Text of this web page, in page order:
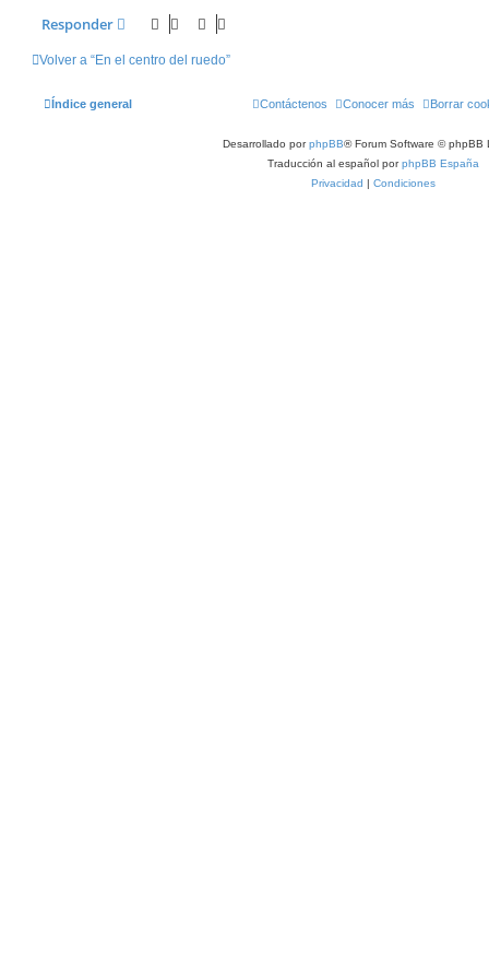
Responder
Volver a “En el centro del ruedo”
Índice general Borrar
Conocer más
Contáctenos
Desarrollado porphpBB® Forum Software © phpBB
Traducción al español porphpBB España
Privacidad | Condiciones